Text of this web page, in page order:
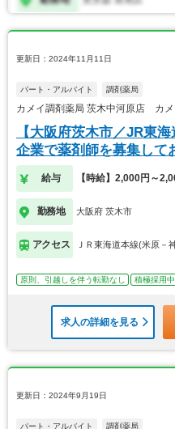
更新日：2024年11月11日
パート・アルバイト 調剤薬局
カメイ調剤薬局 茨木中河原店 カメ
【大阪府茨木市／JR東
企業で薬剤師を募集して
給与 【時給】2,000円～
勤務地 大阪府 茨木市
アクセス ＪＲ東海道本線(米原－
原則、引越しを伴う転勤なし 積極採用中
求人の詳細を見る
更新日：2024年9月19日
パート・アルバイト 調剤薬局